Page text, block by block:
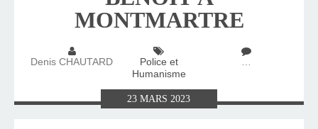
MONTMARTRE
Denis CHAUTARD
Police et
Humanisme
…
23MARS2023